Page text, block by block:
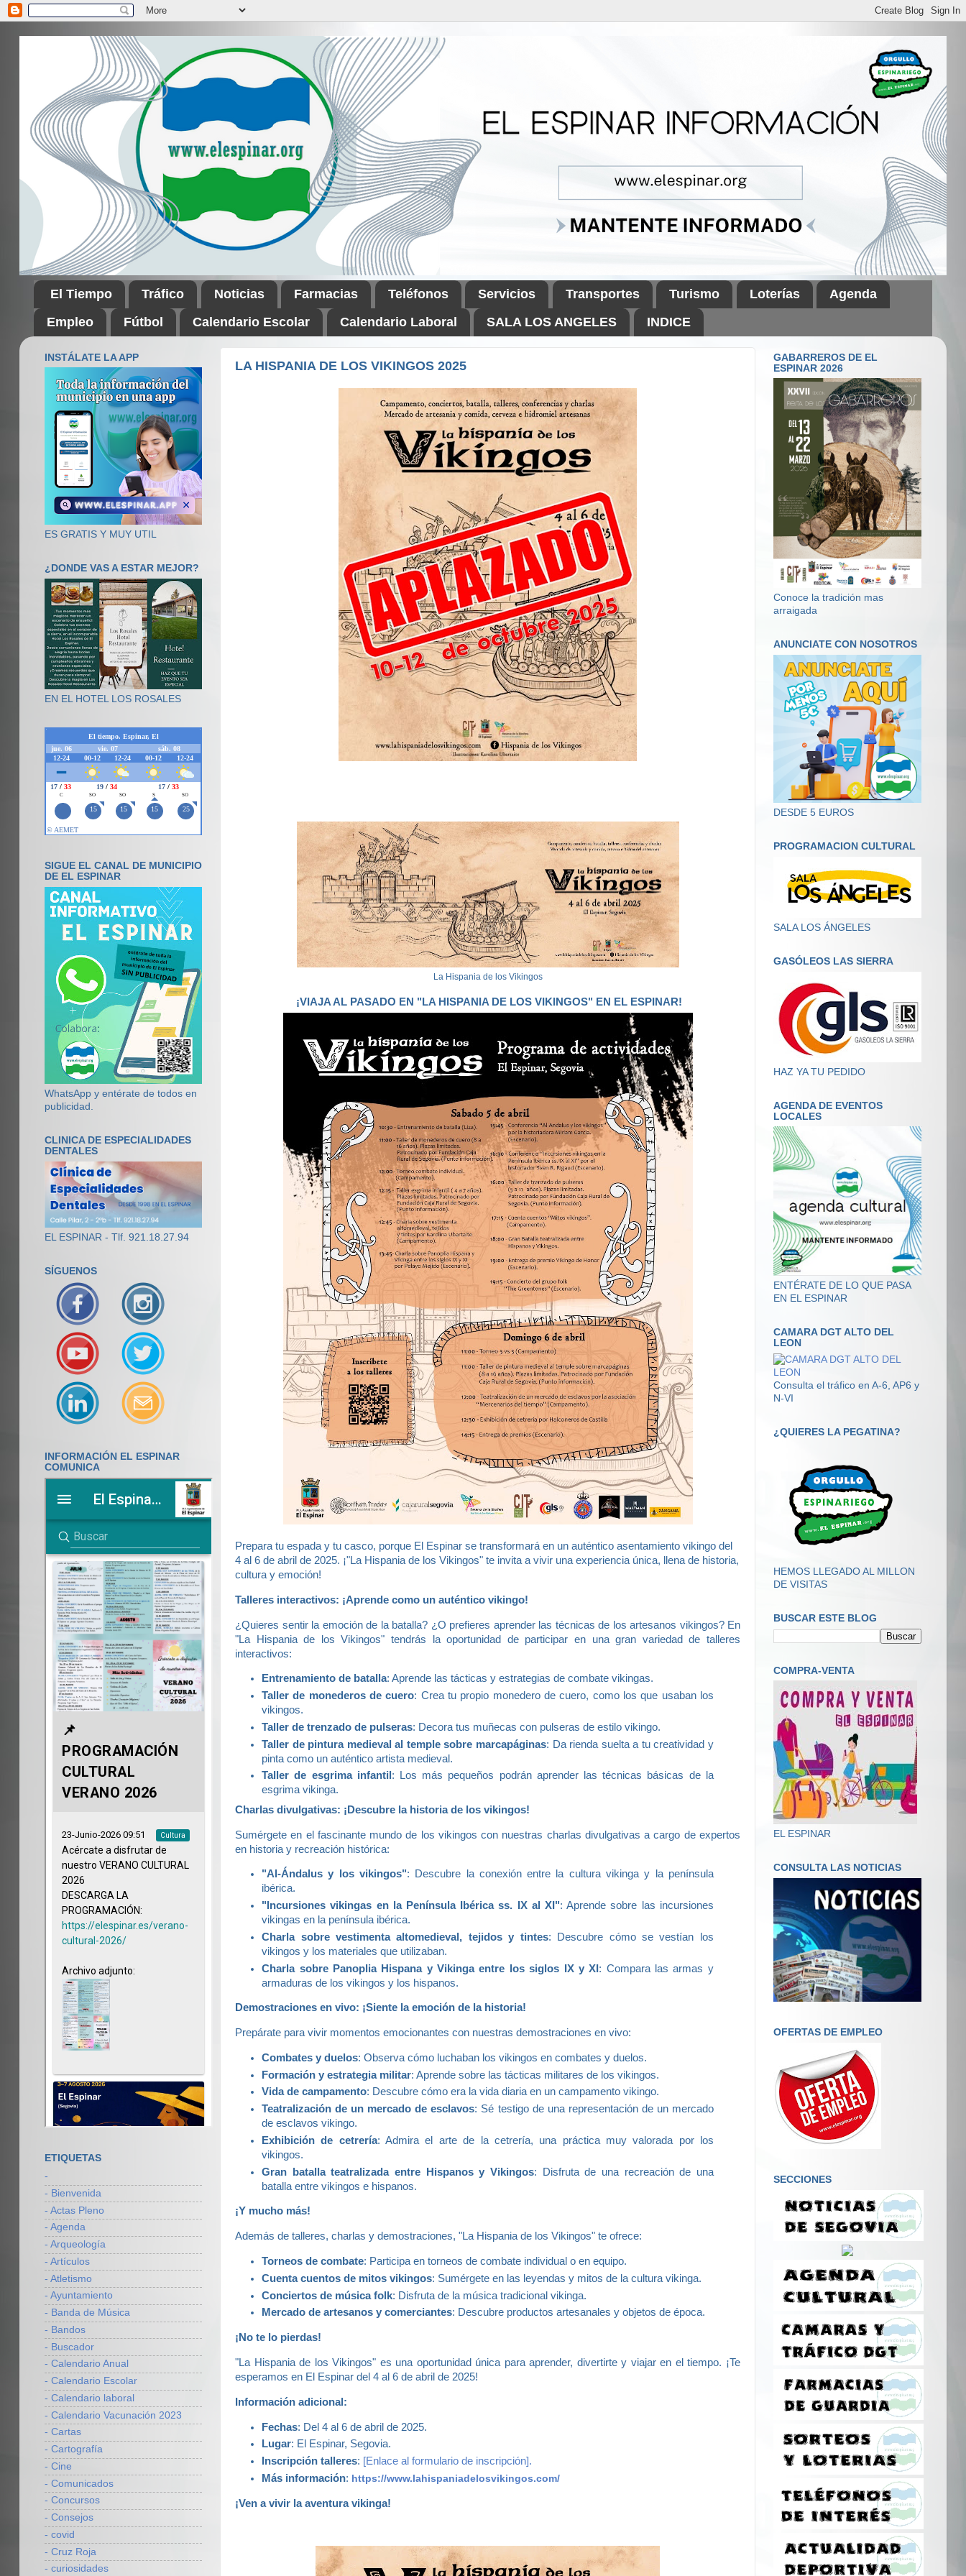
El Tiempo Tráfico Noticias Farmacias Teléfonos Servicios Transportes Turismo Loterías
Agenda
Empleo
Fútbol Calendario Escolar Calendario Laboral SALA LOS ANGELES INDICE
LA HISPANIA DE LOS VIKINGOS 2025
La Hispania de los Vikingos
¡VIAJA AL PASADO EN "LA HISPANIA DE LOS VIKINGOS" EN EL ESPINAR!
Prepara tu espada y tu casco, porque El Espinar se transformará en un auténtico asentamiento vikingo del
4 al 6 de abril de 2025. ¡"La Hispania de los Vikingos" te invita a vivir una experiencia única, llena de historia,
cultura y emoción!
Talleres interactivos: ¡Aprende como un auténtico vikingo!
¿Quieres sentir la emoción de la batalla? ¿O prefieres aprender las técnicas de los artesanos vikingos? En
"La Hispania de los Vikingos" tendrás la oportunidad de participar en una gran variedad de talleres
interactivos:
Entrenamiento de batalla: Aprende las tácticas y estrategias de combate vikingas.
Taller de monederos de cuero: Crea tu propio monedero de cuero, como los que usaban los
vikingos.
Taller de trenzado de pulseras: Decora tus muñecas con pulseras de estilo vikingo.
Taller de pintura medieval al temple sobre marcapáginas: Da rienda suelta a tu creatividad y
pinta como un auténtico artista medieval.
Taller de esgrima infantil : Los más pequeños podrán aprender las técnicas básicas de la
esgrima vikinga.
Charlas divulgativas: ¡Descubre la historia de los vikingos!
Sumérgete en el fascinante mundo de los vikingos con nuestras charlas divulgativas a cargo de expertos
en historia y recreación histórica:
"Al-Ándalus y los vikingos": Descubre la conexión entre la cultura vikinga y la península
ibérica.
"Incursiones vikingas en la Península Ibérica ss. IX al XI": Aprende sobre las incursiones
vikingas en la península ibérica.
Charla sobre vestimenta altomedieval, tejidos y tintes: Descubre cómo se vestían los
vikingos y los materiales que utilizaban.
Charla sobre Panoplia Hispana y Vikinga entre los siglos IX y XI: Compara las armas y
armaduras de los vikingos y los hispanos.
Demostraciones en vivo: ¡Siente la emoción de la historia!
Prepárate para vivir momentos emocionantes con nuestras demostraciones en vivo:
Combates y duelos: Observa cómo luchaban los vikingos en combates y duelos.
Formación y estrategia militar: Aprende sobre las tácticas militares de los vikingos.
Vida de campamento: Descubre cómo era la vida diaria en un campamento vikingo.
Teatralización de un mercado de esclavos: Sé testigo de una representación de un mercado
de esclavos vikingo.
Exhibición de cetrería: Admira el arte de la cetrería, una práctica muy valorada por los
vikingos.
Gran batalla teatralizada entre Hispanos y Vikingos: Disfruta de una recreación de una
batalla entre vikingos e hispanos.
¡Y mucho más!
Además de talleres, charlas y demostraciones, "La Hispania de los Vikingos" te ofrece:
Torneos de combate: Participa en torneos de combate individual o en equipo.
Cuenta cuentos de mitos vikingos: Sumérgete en las leyendas y mitos de la cultura vikinga.
Conciertos de música folk: Disfruta de la música tradicional vikinga.
Mercado de artesanos y comerciantes: Descubre productos artesanales y objetos de época.
¡No te lo pierdas!
"La Hispania de los Vikingos" es una oportunidad única para aprender, divertirte y viajar en el tiempo. ¡Te
esperamos en El Espinar del 4 al 6 de abril de 2025!
Información adicional:
Fechas: Del 4 al 6 de abril de 2025.
Lugar: El Espinar, Segovia.
Inscripción talleres: [Enlace al formulario de inscripción].
Más información: https://www.lahispaniadelosvikingos.com/
¡Ven a vivir la aventura vikinga!
INSTÁLATE LA APP
ES GRATIS Y MUY UTIL
¿DONDE VAS A ESTAR MEJOR?
EN EL HOTEL LOS ROSALES
SIGUE EL CANAL DE MUNICIPIO
DE EL ESPINAR
WhatsApp y entérate de todos en
publicidad.
CLINICA DE ESPECIALIDADES
DENTALES
EL ESPINAR - Tlf. 921.18.27.94
SÍGUENOS
INFORMACIÓN EL ESPINAR
COMUNICA
ETIQUETAS
-
- Bienvenida
- Actas Pleno
- Agenda
- Arqueología
- Artículos
- Atletismo
- Ayuntamiento
- Banda de Música
- Bandos
- Buscador
- Calendario Anual
- Calendario Escolar
- Calendario laboral
- Calendario Vacunación 2023
- Cartas
- Cartografía
- Cine
- Comunicados
- Concursos
- Consejos
- covid
- Cruz Roja
- curiosidades
GABARREROS DE EL
ESPINAR 2026
Conoce la tradición mas
arraigada
ANUNCIATE CON NOSOTROS
DESDE 5 EUROS
PROGRAMACION CULTURAL
SALA LOS ÁNGELES
GASÓLEOS LAS SIERRA
HAZ YA TU PEDIDO
AGENDA DE EVENTOS
LOCALES
ENTÉRATE DE LO QUE PASA
EN EL ESPINAR
CAMARA DGT ALTO DEL
LEON
Consulta el tráfico en A-6, AP6 y
N-VI
¿QUIERES LA PEGATINA?
HEMOS LLEGADO AL MILLON
DE VISITAS
BUSCAR ESTE BLOG
COMPRA-VENTA
EL ESPINAR
CONSULTA LAS NOTICIAS
OFERTAS DE EMPLEO
SECCIONES